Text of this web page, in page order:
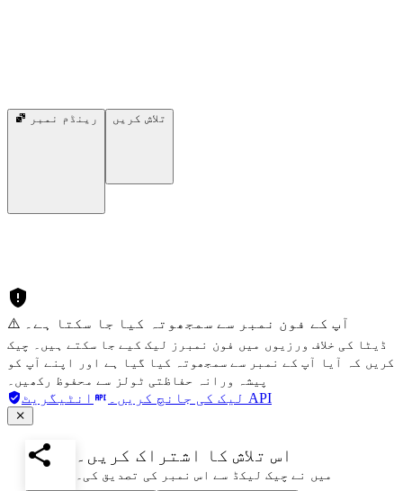
رینڈم نمبر تلاش کریں
⚠️ آپ کے فون نمبر سے سمجھوتہ کیا جا سکتا ہے۔
ڈیٹا کی خلاف ورزیوں میں فون نمبرز لیک کیے جا سکتے ہیں۔ چیک
کریں کہ آیا آپ کے نمبر سے سمجھوتہ کیا گیا ہے اور اپنے آپ کو
پیشہ ورانہ حفاظتی ٹولز سے محفوظ رکھیں۔
لیک کی جانچ کریں۔ انٹیگریٹ API
اس تلاش کا اشتراک کریں۔
میں نے چیک لیکڈ سے اس نمبر کی تصدیق کی۔